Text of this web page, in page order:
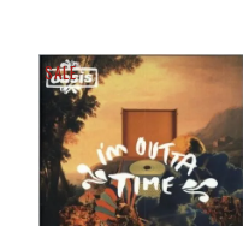
SALE